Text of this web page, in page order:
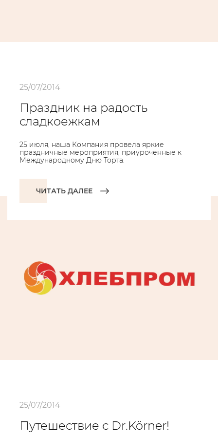
25/07/2014
Праздник на радость
сладкоежкам
25 июля, наша Компания провела яркие
праздничные мероприятия, приуроченные к
Международному Дню Торта.
ЧИТАТЬ ДАЛЕЕ
25/07/2014
Путешествие с Dr.Körner!